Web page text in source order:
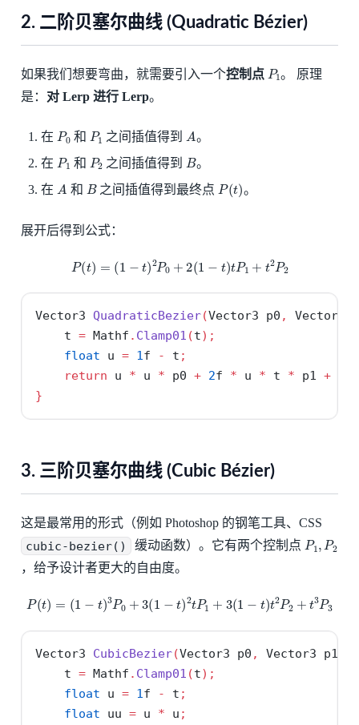
2. 二阶贝塞尔曲线 (Quadratic Bézier)
如果我们想要弯曲，就需要引入一个控制点 P1。 原理
是： 对 Lerp 进行 Lerp。
在 P0 和 P1 之间插值得到 A。
在 P1 和 P2 之间插值得到 B。
在
A 和 B之间插值得到最终点 P( t ) 。
展开后得到公式：
P =( t)2P0 + (1− P1+t2 P
Vector3 QuadraticBezier(Vector3 p0 ,
Vector3
    t
= Mathf . Clamp01 (t);
float u = 1f - t ;
return u * u * p0 + 2f * u * t * p1 +
}
3. 三阶贝塞尔曲线 (Cubic Bézier)
这是最常用的形式（例如 Photoshop 的钢笔工具、CSS
cubic-bezier() 缓动函数）。它有两个控制点 P1 P2
，给予设计者更大的自由度。
)= −t)3P + 3(1 2tP1+ 3( 1−t P2 +t3 3
Vector3 CubicBezier(Vector3 p0 , Vector3 p1
    t
= Mathf . Clamp01 (t);
float u = 1f - t ;
float uu = u * u ;